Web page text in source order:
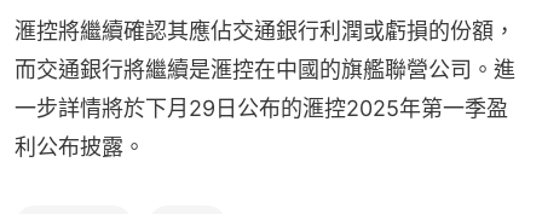
滙控將繼續確認其應佔交通銀行利潤或虧損的份額，
而交通銀行將繼續是滙控在中國的旗艦聯營公司。進
一步詳情將於下月29日公布的滙控2025年第一季盈
利公布披露。